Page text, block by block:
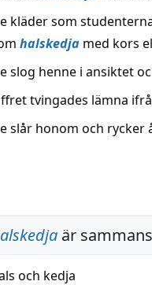
kläder som
halskedja med kors
slog henne i ansiktet
tvingades lämna
slår honom och rycker
är
och kedja